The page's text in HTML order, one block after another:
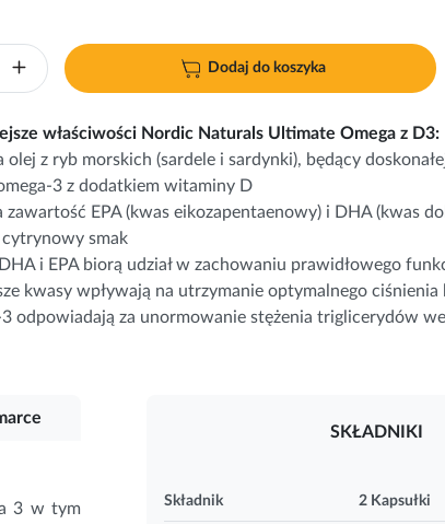
Dodaj do koszyka
właściwości Nordic Naturals Ultimate Omega z D3:
olej z ryb morskich (sardele i sardynki), będący
3 z dodatkiem witaminy D
zawartość EPA (kwas eikozapentaenowy) i DHA (kwas
cytrynowy smak
i EPA biorą udział w zachowaniu prawidłowego
kwasy wpływają na utrzymanie optymalnego
3 odpowiadają za unormowanie stężenia triglicerydów
3 w tym
SKŁADNIKI
Składnik 2 Kapsułki